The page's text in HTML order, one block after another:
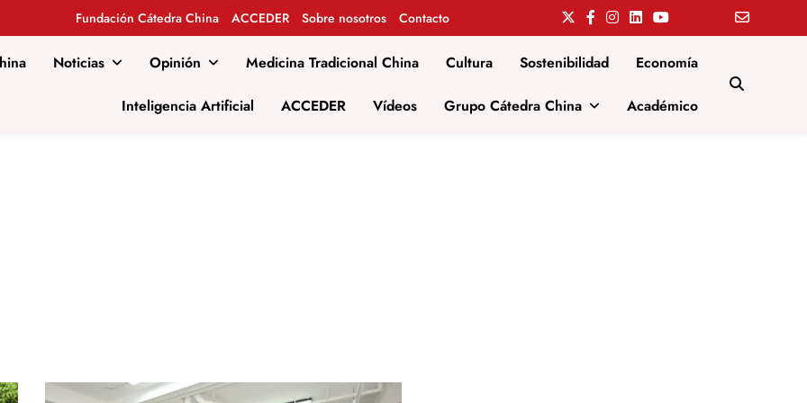
Fundación Cátedra China ACCEDER Sobre nosotros Contacto
Noticias Opinión Medicina Tradicional China Cultura Sostenibilidad Economía
Inteligencia Artificial ACCEDER Vídeos Grupo Cátedra China Académico